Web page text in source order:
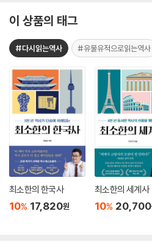
이 상품의 태그
#다시읽는역사 #유물유적으로읽는역사
최소한의 한국사
10% 17,820원
최소한의 세계사
10% 20,700